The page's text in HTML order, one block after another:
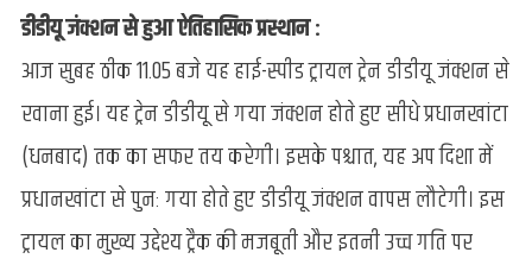
डीडीयू जंक्शन से हुआ ऐतिहासिक प्रस्थान :
आज सुबह ठीक 11.05 बजे यह हाई-स्पीड ट्रायल ट्रेन डीडीयू जंक्शन से
रवाना हुई। यह ट्रेन डीडीयू से गया जंक्शन होते हुए सीधे प्रधानखांटा
(धनबाद) तक का सफर तय करेगी। इसके पश्चात, यह अप दिशा में
प्रधानखांटा से पुनः गया होते हुए डीडीयू जंक्शन वापस लौटेगी। इस
ट्रायल का मुख्य उद्देश्य ट्रैक की मजबूती और इतनी उच्च गति पर